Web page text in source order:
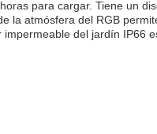
para cargar. Tiene un
la atmósfera del RGB
del jardín IP66